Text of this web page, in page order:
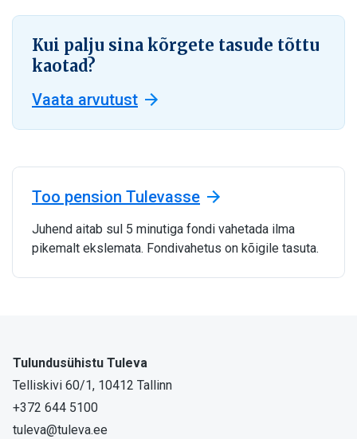
Kui palju sina kõrgete tasude tõttu
kaotad?
Vaata arvutust
Too pension Tulevasse
Juhend aitab sul 5 minutiga fondi vahetada ilma
pikemalt ekslemata. Fondivahetus on kõigile tasuta.
Tulundusühistu Tuleva
Telliskivi 60/1, 10412 Tallinn
+372 644 5100
tuleva@tuleva.ee